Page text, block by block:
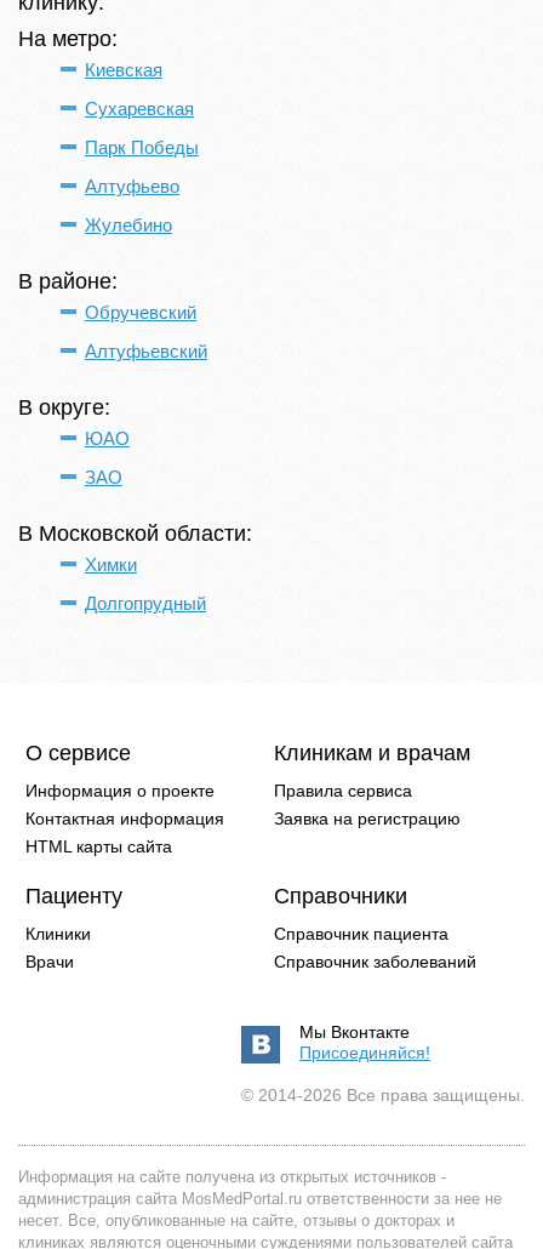
На метро:
Киевская
Сухаревская
Парк Победы
Алтуфьево
Жулебино
В районе:
Обручевский
Алтуфьевский
В округе:
ЮАО
ЗАО
В Московской области:
Химки
Долгопрудный
О сервисе
Информация о проекте
Контактная информация
HTML карты сайта
Клиникам и врачам
Правила сервиса
Заявка на регистрацию
Пациенту
Клиники
Врачи
Справочники
Справочник пациента
Справочник заболеваний
Мы Вконтакте
Присоединяйся!
© 2014-2026 Все права защищены.
Информация на сайте получена из открытых источников -
администрация сайта MosMedPortal.ru ответственности за нее не
несет. Все, опубликованные на сайте, отзывы о докторах и
клиниках являются оценочными суждениями пользователей сайта